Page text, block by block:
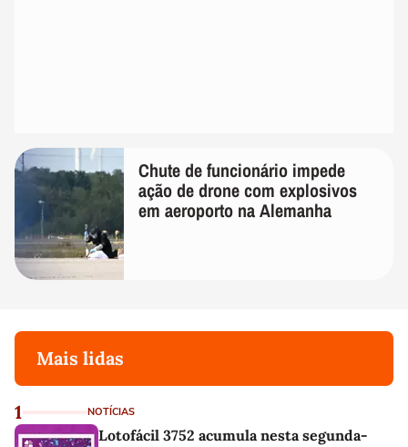
Chute de funcionário impede
ação de drone com explosivos
em aeroporto na Alemanha
Mais lidas
1 NOTÍCIAS
Lotofácil 3752 acumula nesta segunda-